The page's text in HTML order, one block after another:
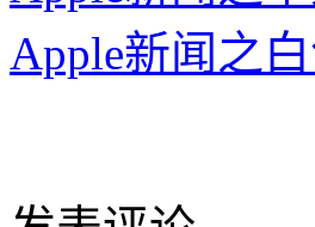
Apple新闻之